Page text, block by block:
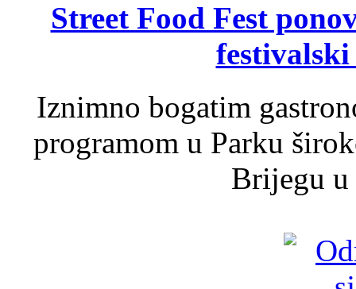
Street Food Fest
Iznimno bogatim
programom u Parku
Brijegu u